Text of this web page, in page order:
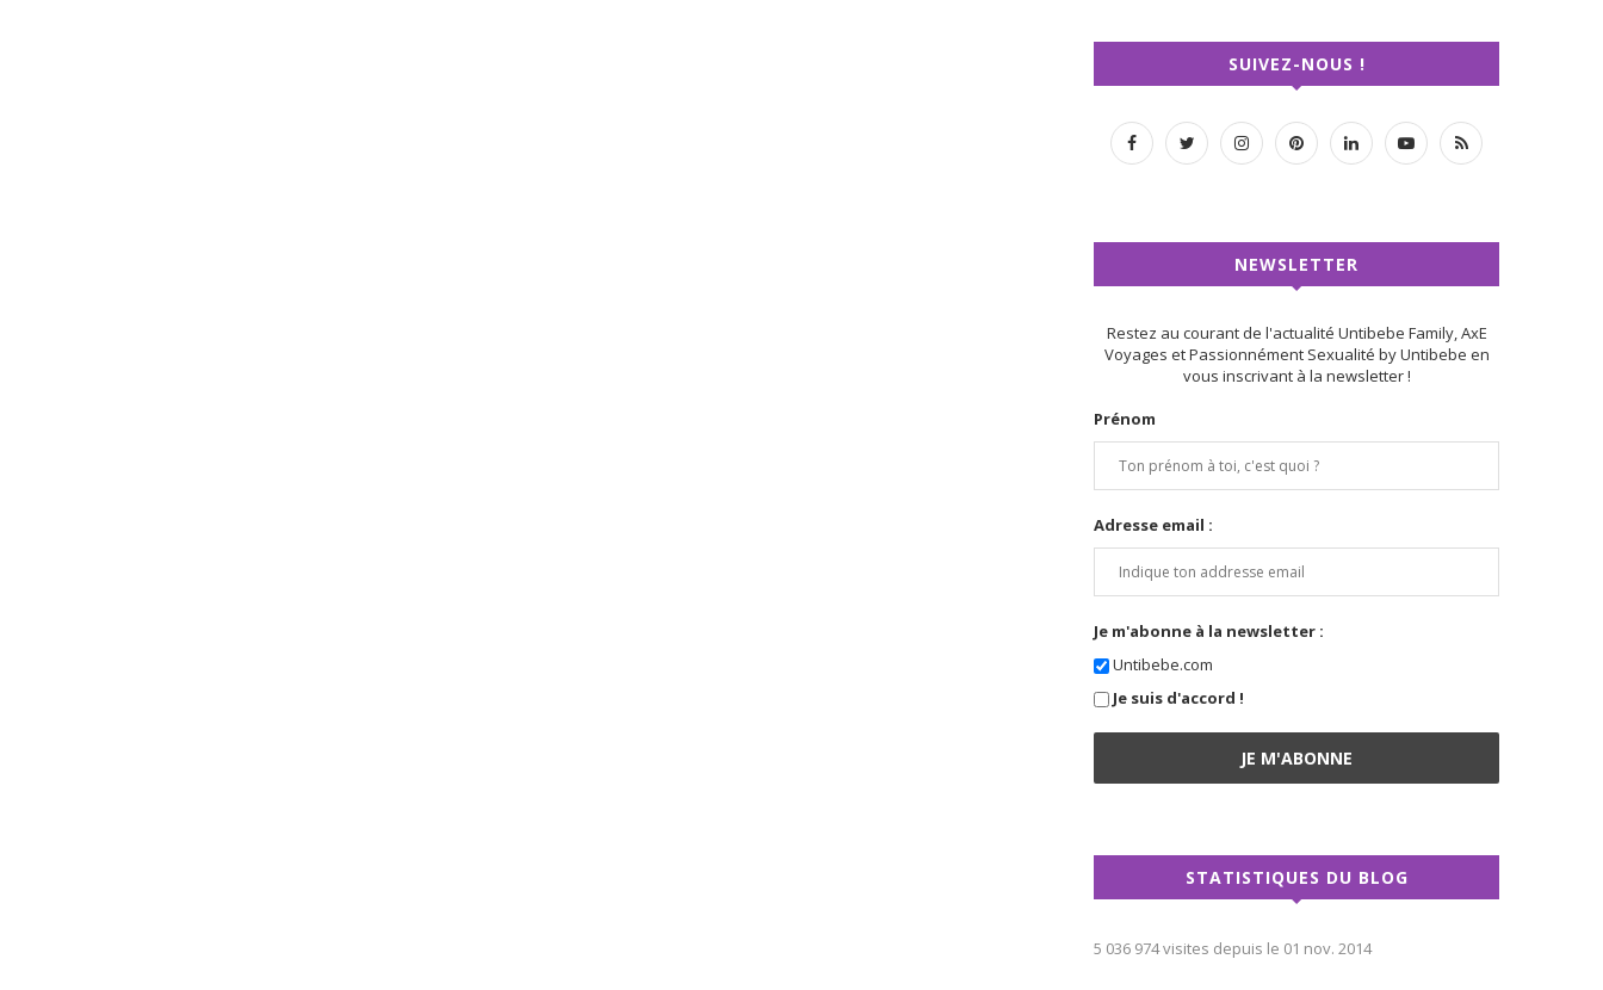
SUIVEZ-NOUS !
NEWSLETTER
Restez au courant de l'actualité Untibebe Family, AxE
Voyages et Passionnément Sexualité by Untibebe en
vous inscrivant à la newsletter !
Prénom
Adresse email :
Je m'abonne à la newsletter :
Untibebe.com
Je suis d'accord !
STATISTIQUES DU BLOG
5 036 974 visites depuis le 01 nov. 2014